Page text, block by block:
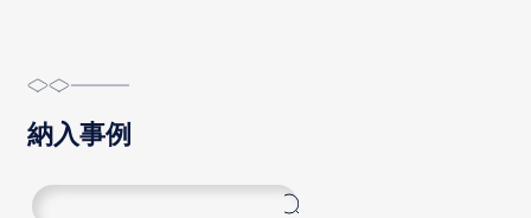
納入事例